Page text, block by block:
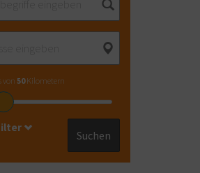
von 50Kilometern
Suchen